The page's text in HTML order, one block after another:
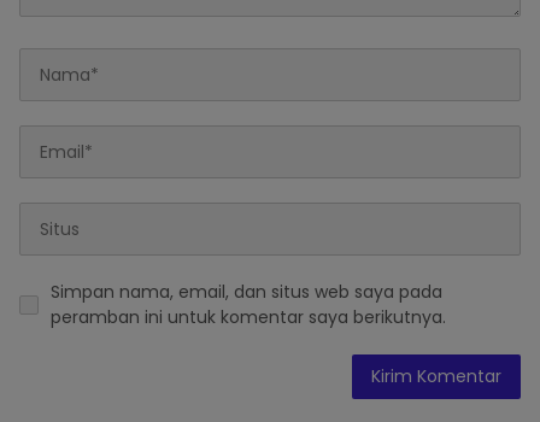
Simpan nama, email, dan situs web saya pada
peramban ini untuk komentar saya berikutnya.